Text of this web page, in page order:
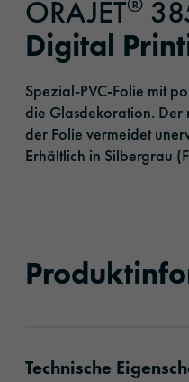
ORAJET
Digital
Spezial-PVC-Folie mit
die Glasdekoration.
der Folie vermeidet
Erhältlich in Silbergrau
Technische